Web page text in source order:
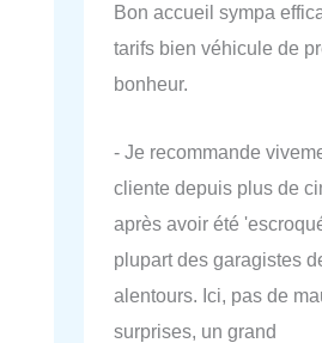
Bon accueil sympa
tarifs bien véhicule de
bonheur.
- Je recommande
cliente depuis plus de
après avoir été
plupart des garagistes
alentours. Ici, pas de
surprises, un grand